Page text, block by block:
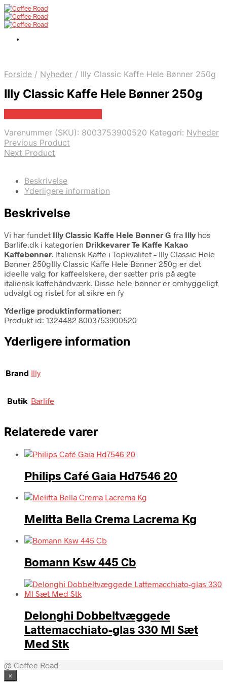
Forside / Nyheder / Illy Classic Kaffe Hele Bønner 250g
Illy Classic Kaffe Hele Bønner 250g
Varenummer (SKU): 8003753900520 Kategori: Nyheder
Previous Product
Next Product
Beskrivelse
Yderligere information
Beskrivelse
Vi har fundet Illy Classic Kaffe Hele Bønner G fra Illyhos
Barlife.dk i kategorien Drikkevarer Te Kaffe Kakao
Kaffebønner. Italiensk Kaffe i Topkvalitet – Illy Classic Hele
Bønner 250gIlly Classic Kaffe Hele Bønner 250g er det
ideelle valg for kaffeelskere, der sætter pris på ægte
italiensk kaffehåndværk. Disse hele bønner er omhyggeligt
udvalgt og ristet for at sikre en fy
Yderlige produktinformationer:
Produkt id: 1324482 8003753900520
Yderligere information
Brand Illy
Butik Barlife
Relaterede varer
Philips Café Gaia Hd7546 20
Melitta Bella Crema Lacrema Kg
Bomann Ksw 445 Cb
Delonghi Dobbeltvæggede
Lattemacchiato-glas 330 Ml Sæt
Med Stk
@ Coffee Road
×